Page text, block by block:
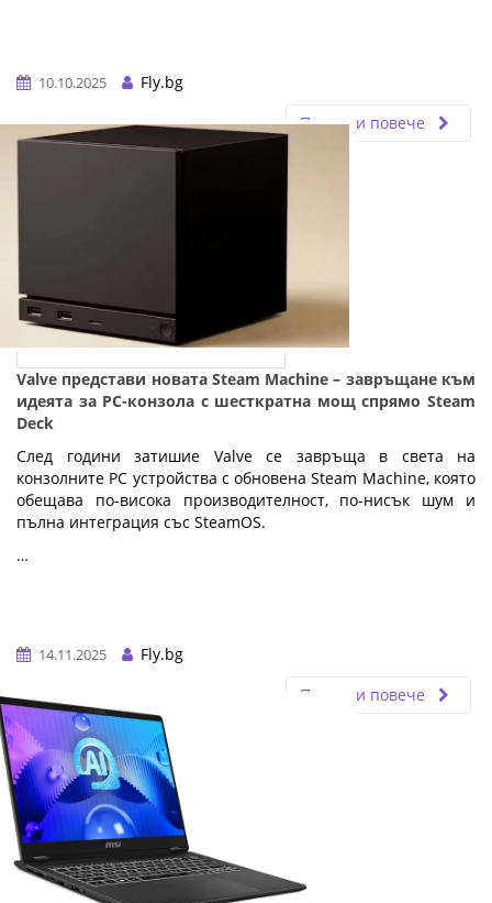
10.10.2025
Fly.bg
Прочети повече
Valve представи новата Steam Machine – завръщане към
идеята за PC-конзола с шесткратна мощ спрямо Steam
Deck
След години затишие Valve се завръща в света на
конзолните PC устройства с обновена Steam Machine, която
обещава по-висока производителност, по-нисък шум и
пълна интеграция със SteamOS.
…
14.11.2025
Fly.bg
Прочети повече